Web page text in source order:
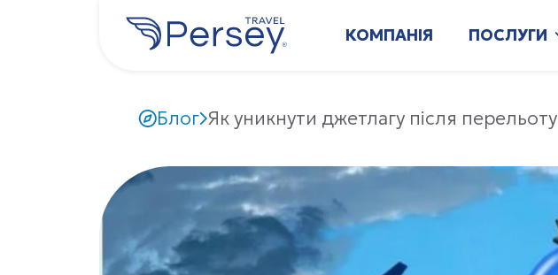
КОМПАНІЯ ПОСЛУГИ
Блог Як уникнути джетлагу після перельоту